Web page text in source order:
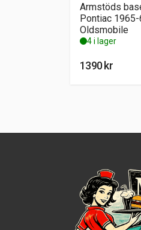
Armstöds
Pontiac
Oldsmobile
4 i lager
1390kr